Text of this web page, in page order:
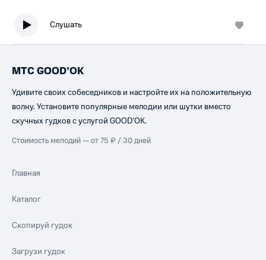
Слушать
МТС GOOD’OK
Удивите своих собеседников и настройте их на положительную
волну. Установите популярные мелодии или шутки вместо
скучных гудков с услугой GOOD’OK.
Стоимость мелодий — от 75 ₽ / 30 дней
Главная
Каталог
Скопируй гудок
Загрузи гудок